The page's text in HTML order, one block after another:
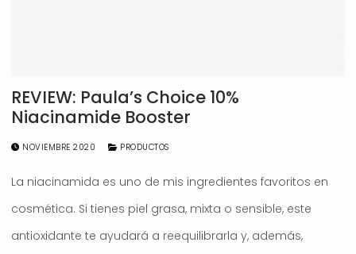
REVIEW: Paula’s Choice 10%
Niacinamide Booster
NOVIEMBRE 2020 PRODUCTOS
La niacinamida es uno de mis ingredientes favoritos en
cosmética. Si tienes piel grasa, mixta o sensible, este
antioxidante te ayudará a reequilibrarla y, además,